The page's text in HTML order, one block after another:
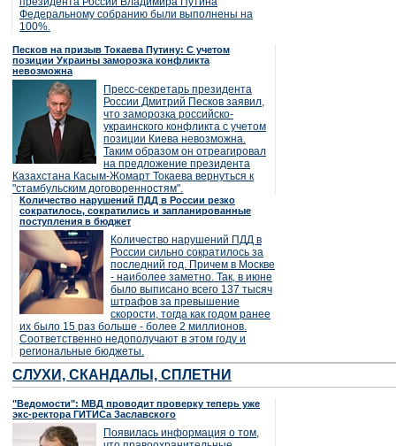
Федеральному собранию были выполнены на
100%.
Песков на призыв Токаева Путину: С учетом
позиции Украины заморозка конфликта
невозможна
Пресс-секретарь президента
России Дмитрий Песков заявил,
что заморозка российско-
украинского конфликта с учетом
позиции Киева невозможна.
Таким образом он отреагировал
на предложение президента
Казахстана Касым-Жомарт Токаева вернуться к
"стамбульским договоренностям".
Количество нарушений ПДД в России резко
сократилось, сократились и запланированные
поступления в бюджет
Количество нарушений ПДД в
России сильно сократилось за
последний год. Причем в Москве
- наиболее заметно. Так, в июне
было выписано всего 137 тысяч
штрафов за превышение
скорости, тогда как годом ранее
их было 15 раз больше - более 2 миллионов.
Соответственно недополучают в этом году и
региональные бюджеты.
СЛУХИ, СКАНДАЛЫ, СПЛЕТНИ
"Ведомости": МВД проводит проверку теперь уже
экс-ректора ГИТИСа Заславского
Появилась информация о том,